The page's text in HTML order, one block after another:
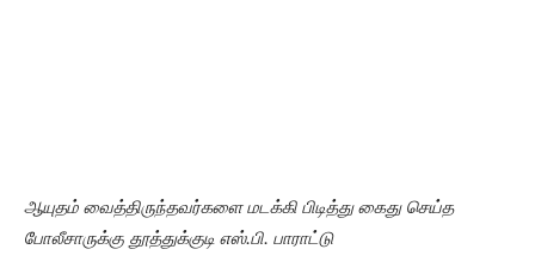
ஆயுதம் வைத்திருந்தவர்களை மடக்கி பிடித்து கைது செய்த
போலீசாருக்கு தூத்துக்குடி எஸ்.பி. பாராட்டு